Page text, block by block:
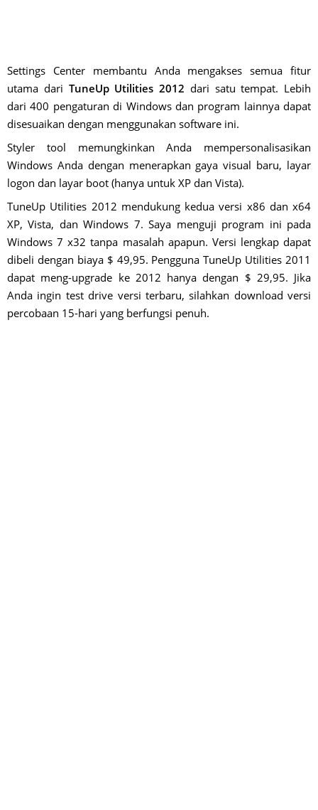
Settings Center membantu Anda mengakses semua fitur
utama dari TuneUp Utilities 2012 dari satu tempat. Lebih
dari 400 pengaturan di Windows dan program lainnya dapat
disesuaikan dengan menggunakan software ini.
Styler tool memungkinkan Anda mempersonalisasikan
Windows Anda dengan menerapkan gaya visual baru, layar
logon dan layar boot (hanya untuk XP dan Vista).
TuneUp Utilities 2012 mendukung kedua versi x86 dan x64
XP, Vista, dan Windows 7. Saya menguji program ini pada
Windows 7 x32 tanpa masalah apapun. Versi lengkap dapat
dibeli dengan biaya $ 49,95. Pengguna TuneUp Utilities 2011
dapat meng-upgrade ke 2012 hanya dengan $ 29,95. Jika
Anda ingin test drive versi terbaru, silahkan download versi
percobaan 15-hari yang berfungsi penuh.